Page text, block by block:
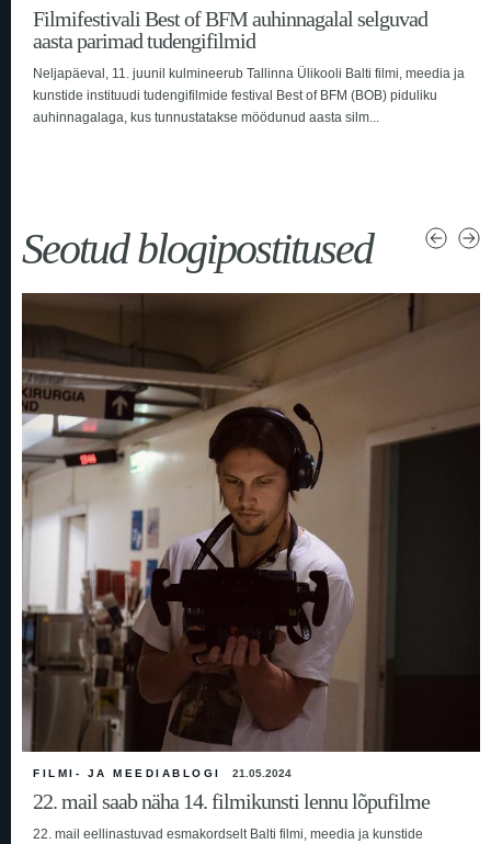
Filmifestivali Best of BFM auhinnagalal selguvad
aasta parimad tudengifilmid
Neljapäeval, 11. juunil kulmineerub Tallinna Ülikooli Balti filmi, meedia ja
kunstide instituudi tudengifilmide festival Best of BFM (BOB) piduliku
auhinnagalaga, kus tunnustatakse möödunud aasta silm...
Seotud blogipostitused
FILMI- JA MEEDIABLOGI 21.05.2024
22. mail saab näha 14. filmikunsti lennu lõpufilme
22. mail eellinastuvad esmakordselt Balti filmi, meedia ja kunstide